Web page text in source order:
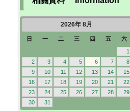
2026年 8月
日 一 二 三 四 五 六
1
2
3 4 5 6 7
8
9
10 11 12 13 14
15
16
17 18 19 20 21
22
23
24 25 26 27 28
29
30
31